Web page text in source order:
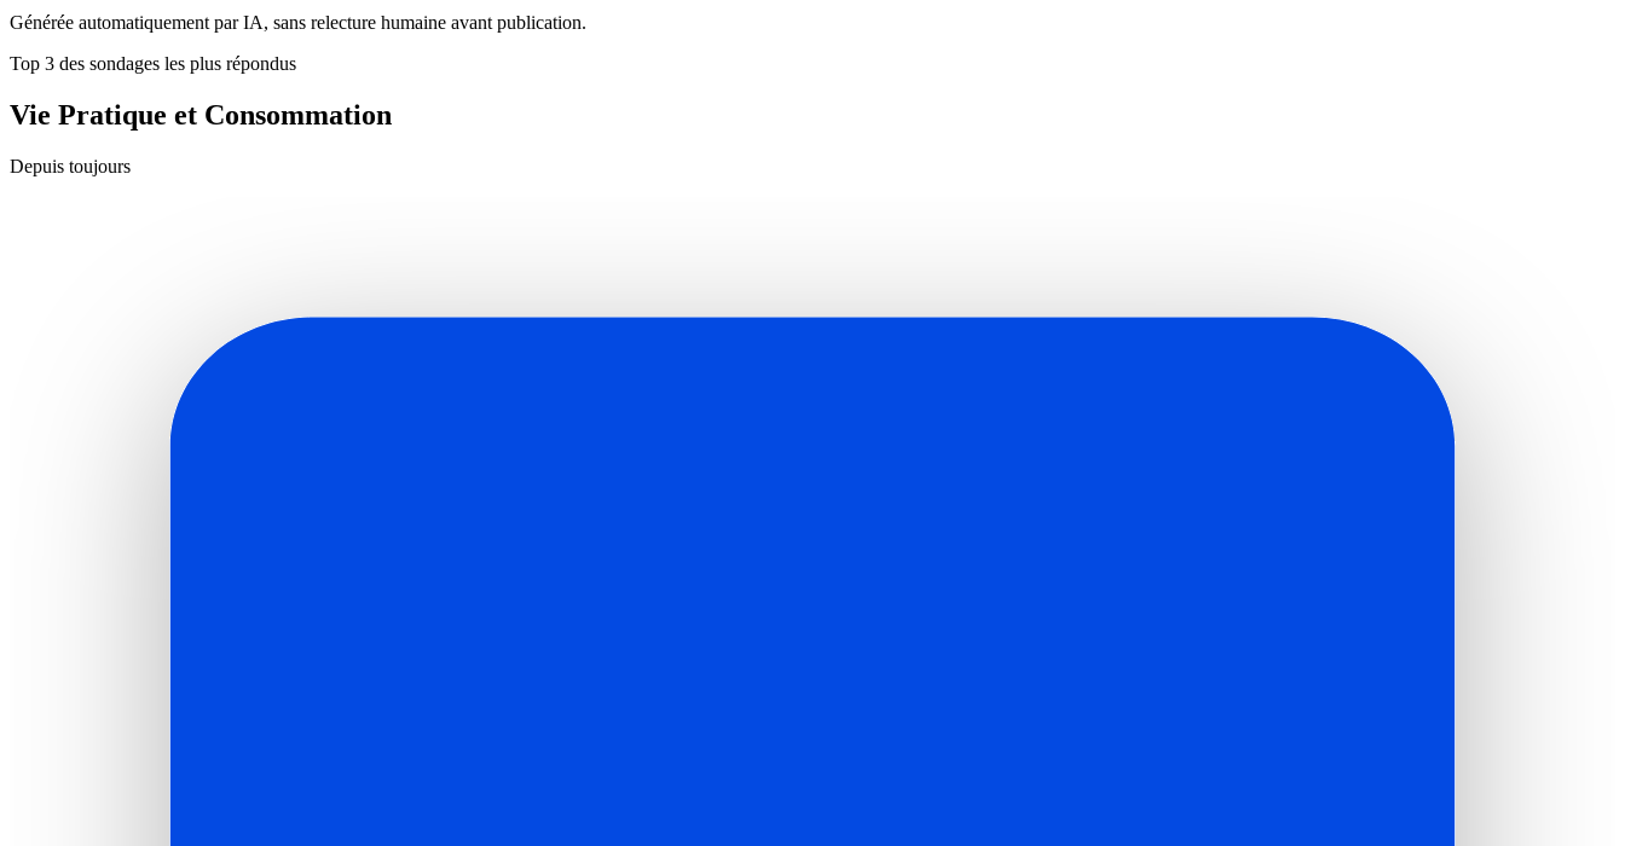
Générée automatiquement par IA, sans relecture humaine avant publication.
Top 3 des sondages les plus répondus
Vie Pratique et Consommation
Depuis toujours